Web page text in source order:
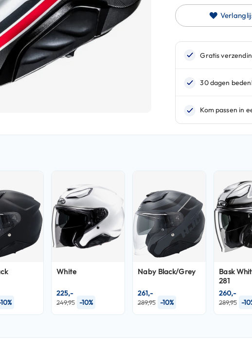
White
249,95 -10%
225,-
Naby Black/Grey
289,95 -10%
261,-
Bask
281
289,95 -
260,-